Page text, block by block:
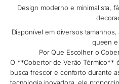
Design moderno e minimalista,
Disponível em diversos
queen e
Por Que Escolher o
O **Cobertor de Verão Térmico**
busca frescor e conforto durante